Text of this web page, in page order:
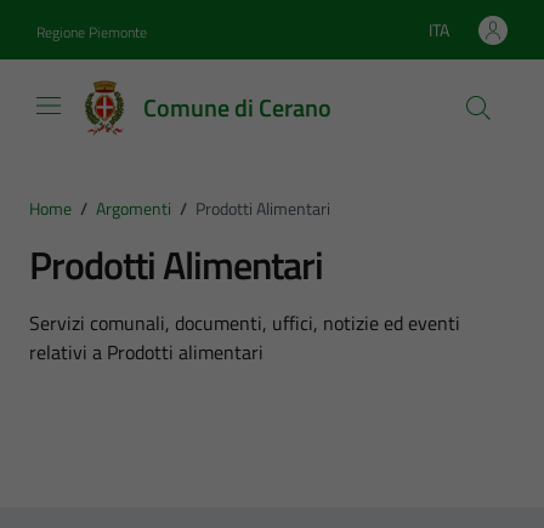
Regione Piemonte Lingua attiva:
ITA
Comune di Cerano
Home / Argomenti / Prodotti Alimentari
Prodotti Alimentari
Dettagli dell'argomento
Servizi comunali, documenti, uffici, notizie ed eventi
relativi a Prodotti alimentari